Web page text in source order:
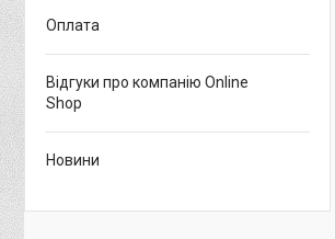
Оплата
Відгуки про компанію Online
Shop
Новини